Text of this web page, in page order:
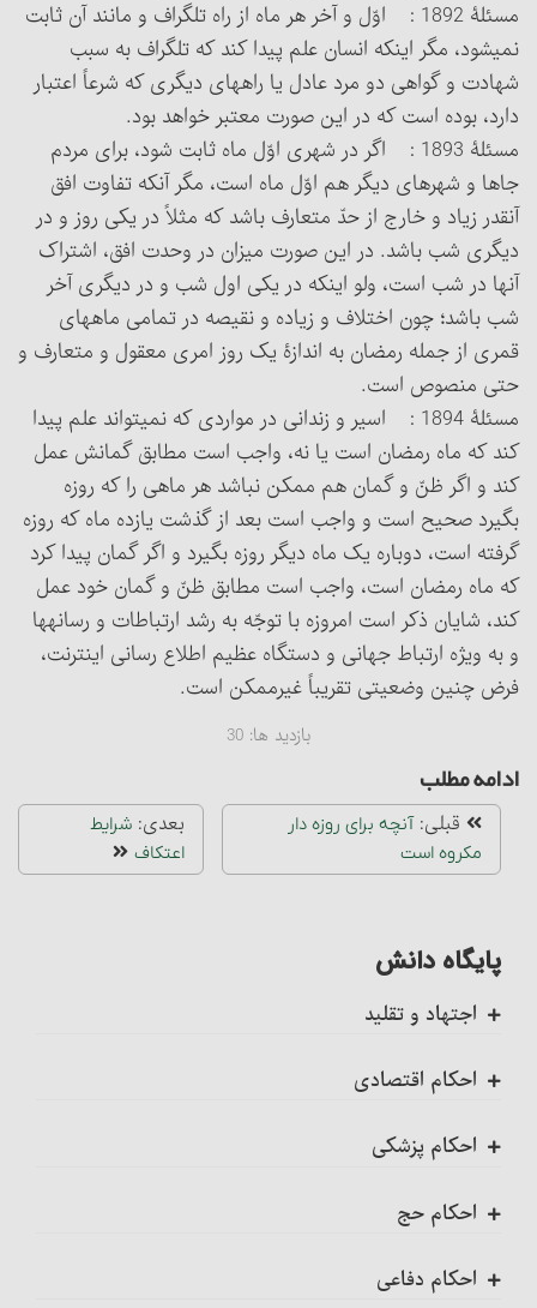
مسئلۀ 1892 : اوّل و آخر هر ماه از راه تلگراف و مانند آن ثابت
نمی‏شود، مگر اینکه انسان علم پیدا کند که تلگراف به سبب
شهادت و گواهی دو مرد عادل یا راه‎های دیگری که شرعاً اعتبار
دارد، بوده است که در این صورت معتبر خواهد بود.
مسئلۀ 1893 : اگر در شهری اوّل ماه ثابت شود، برای مردم
جاها و شهرهای دیگر هم اوّل ماه است، مگر آنکه تفاوت افق
آن‎قدر زیاد و خارج از حدّ متعارف باشد که مثلاً در یکی روز و در
دیگری شب باشد. در این صورت میزان در وحدت افق، اشتراک
آنها در شب است، ولو اینکه در یکی اول شب و در دیگری آخر
شب باشد؛ چون اختلاف و زیاده و نقیصه در تمامی ماههای
قمری از جمله رمضان به اندازۀ یک روز امری معقول و متعارف و
حتی منصوص است.
مسئلۀ 1894 : اسیر و زندانی در مواردی که نمی‏تواند علم پیدا
کند که ماه رمضان است یا نه، واجب است مطابق گمانش عمل
کند و اگر ظنّ و گمان هم ممکن نباشد هر ماهی را که روزه
بگیرد صحیح است و واجب است بعد از گذشت یازده ماه که روزه
گرفته است، دوباره یک ماه دیگر روزه بگیرد و اگر گمان پیدا کرد
که ماه رمضان است، واجب است مطابق ظنّ و گمان خود عمل
کند، شایان ذکر است امروزه با توجّه به رشد ارتباطات و رسانه‏ها
و به ویژه ارتباط جهانی و دستگاه عظیم اطلاع رسانی ‏اینترنت،
فرض چنین وضعیتی تقریباً غیرممکن است.
بازدید ها: 30
ادامه مطلب
قبلی:آنچه برای روزه‏ دار
مکروه است
بعدی:شرایط
اعتکاف‏
پایگاه دانش
اجتهاد و تقلید
احکام اقتصادی
احکام پزشکی
احکام حج
احکام دفاعی